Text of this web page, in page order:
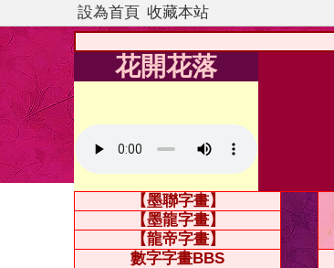
設為首頁 收藏本站
花開花落
【墨聯字畫】
【墨龍字畫】
【龍帝字畫】
數字字畫BBS